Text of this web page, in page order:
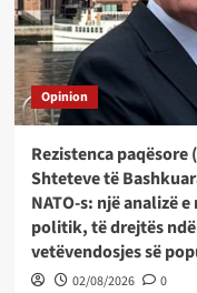
Opinion
Rezistenca
Shteteve të
NATO-s: një analizë
politik, të drejtës
vetëvendosjes së
02/08/2026 0